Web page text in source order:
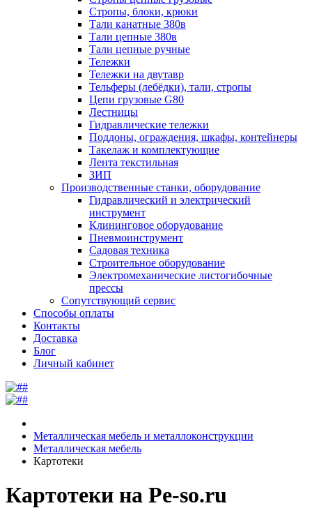
Стропы, блоки, крюки
Тали канатные 380в
Тали цепные 380в
Тали цепные ручные
Тележки
Тележки на двутавр
Тельферы (лебёдки), тали, стропы
Цепи грузовые G80
Лестницы
Гидравлические тележки
Поддоны, ограждения, шкафы, контейнеры
Такелаж и комплектующие
Лента текстильная
ЗИП
Производственные станки, оборудование
Гидравлический и электрический
инструмент
Клининговое оборудование
Пневмоинструмент
Садовая техника
Строительное оборудование
Электромеханические листогибочные
прессы
Сопутствующий сервис
Способы оплаты
Контакты
Доставка
Блог
Личный кабинет
Металлическая мебель и металлоконструкции
Металлическая мебель
Картотеки
Картотеки на Pe-so.ru